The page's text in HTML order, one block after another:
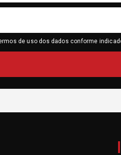
de uso dos dados conforme